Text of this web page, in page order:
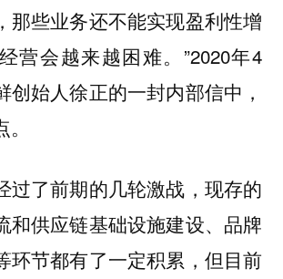
那些业务还不能实现盈利性增
营会越来越困难。”2020年4
创始人徐正的一封内部信中，
过了前期的几轮激战，现存的
和供应链基础设施建设、品牌
环节都有了一定积累，但目前